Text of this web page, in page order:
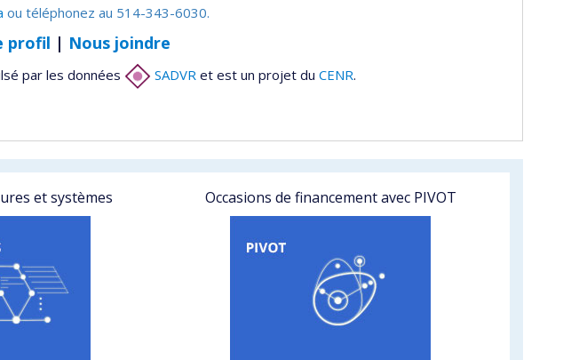
ou téléphonez au 514-343-6030.
profil | Nous joindre
par les données SADVR et est un projet du CENR.
et systèmes Occasions de financement avec PIVOT